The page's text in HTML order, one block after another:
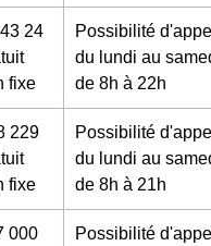
24
fixe
Possibilité
du lundi au
de 8h à 22h
229
fixe
Possibilité
du lundi au
de 8h à 21h
000
Possibilité